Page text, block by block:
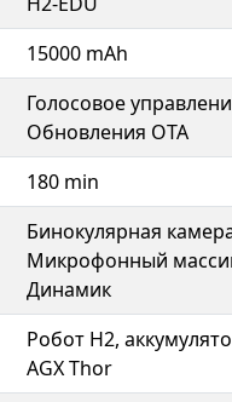
15000 mAh
Голосовое
Обновления OTA
180 min
Бинокулярная
Микрофонный
Динамик
Робот H2,
AGX Thor